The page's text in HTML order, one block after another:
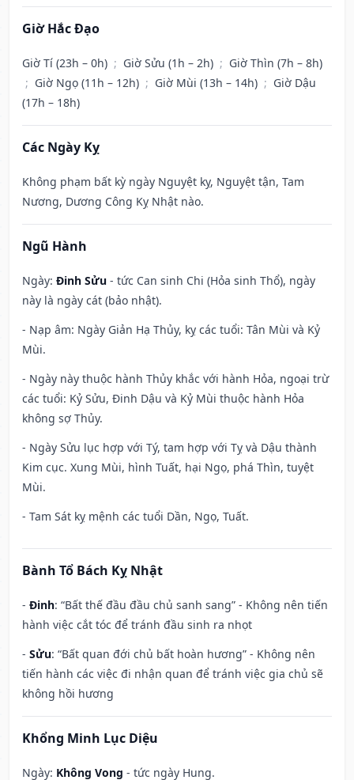
Giờ Hắc Đạo
Giờ Tí (23h – 0h) ; Giờ Sửu (1h – 2h) ; Giờ Thìn (7h – 8h)
; Giờ Ngọ (11h – 12h) ; Giờ Mùi (13h – 14h) ; Giờ Dậu
(17h – 18h)
Các Ngày Kỵ
Không phạm bất kỳ ngày Nguyệt kỵ, Nguyệt tận, Tam
Nương, Dương Công Kỵ Nhật nào.
Ngũ Hành
Ngày: Đinh Sửu - tức Can sinh Chi (Hỏa sinh Thổ), ngày
này là ngày cát (bảo nhật).
- Nạp âm: Ngày Giản Hạ Thủy, kỵ các tuổi: Tân Mùi và Kỷ
Mùi.
- Ngày này thuộc hành Thủy khắc với hành Hỏa, ngoại trừ
các tuổi: Kỷ Sửu, Đinh Dậu và Kỷ Mùi thuộc hành Hỏa
không sợ Thủy.
- Ngày Sửu lục hợp với Tý, tam hợp với Tỵ và Dậu thành
Kim cục. Xung Mùi, hình Tuất, hại Ngọ, phá Thìn, tuyệt
Mùi.
- Tam Sát kỵ mệnh các tuổi Dần, Ngọ, Tuất.
Bành Tổ Bách Kỵ Nhật
- Đinh: “Bất thế đầu đầu chủ sanh sang” - Không nên tiến
hành việc cắt tóc để tránh đầu sinh ra nhọt
- Sửu: “Bất quan đới chủ bất hoàn hương” - Không nên
tiến hành các việc đi nhận quan để tránh việc gia chủ sẽ
không hồi hương
Khổng Minh Lục Diệu
Ngày: Không Vong - tức ngày Hung.